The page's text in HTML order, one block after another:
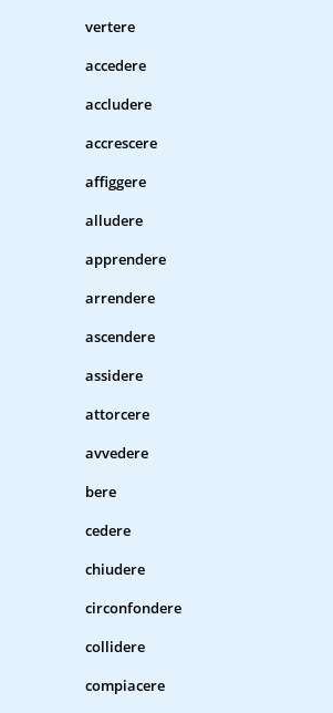
vertere
accedere
accludere
accrescere
affiggere
alludere
apprendere
arrendere
ascendere
assidere
attorcere
avvedere
bere
cedere
chiudere
circonfondere
collidere
compiacere